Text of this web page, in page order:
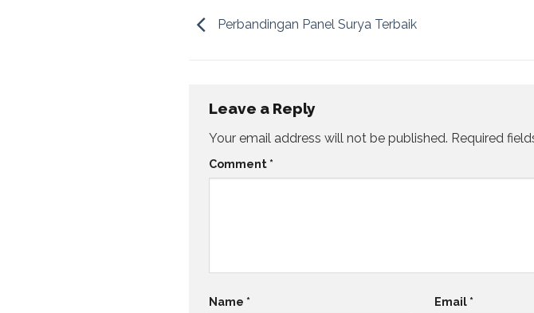
Perbandingan Panel Surya Terbaik
Leave a Reply
Your email address will not be published. Required
Comment *
Name * Email *